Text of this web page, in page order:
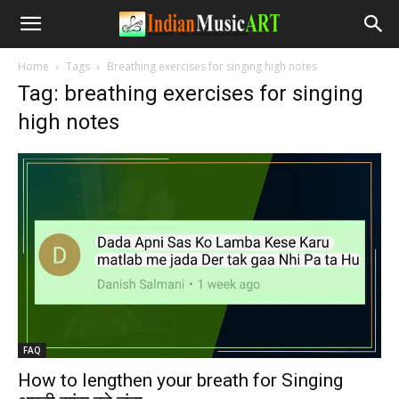
Home Tags Breathing exercises for singing high notes
Tag: breathing exercises for singing
high notes
FAQ
How to lengthen your breath for Singing